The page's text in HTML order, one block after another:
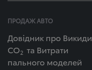
ПРОДАЖ АВТО
Довідник про Викиди
СО2 та Витрати
пального моделей